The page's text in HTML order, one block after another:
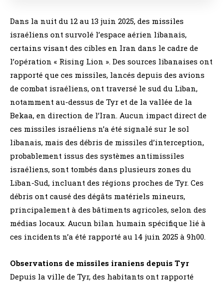
Dans la nuit du 12 au 13 juin 2025, des missiles
israéliens ont survolé l’espace aérien libanais,
certains visant des cibles en Iran dans le cadre de
l’opération « Rising Lion ». Des sources libanaises ont
rapporté que ces missiles, lancés depuis des avions
de combat israéliens, ont traversé le sud du Liban,
notamment au-dessus de Tyr et de la vallée de la
Bekaa, en direction de l’Iran. Aucun impact direct de
ces missiles israéliens n’a été signalé sur le sol
libanais, mais des débris de missiles d’interception,
probablement issus des systèmes antimissiles
israéliens, sont tombés dans plusieurs zones du
Liban-Sud, incluant des régions proches de Tyr. Ces
débris ont causé des dégâts matériels mineurs,
principalement à des bâtiments agricoles, selon des
médias locaux. Aucun bilan humain spécifique lié à
ces incidents n’a été rapporté au 14 juin 2025 à 9h00.
Observations de missiles iraniens depuis Tyr
Depuis la ville de Tyr, des habitants ont rapporté